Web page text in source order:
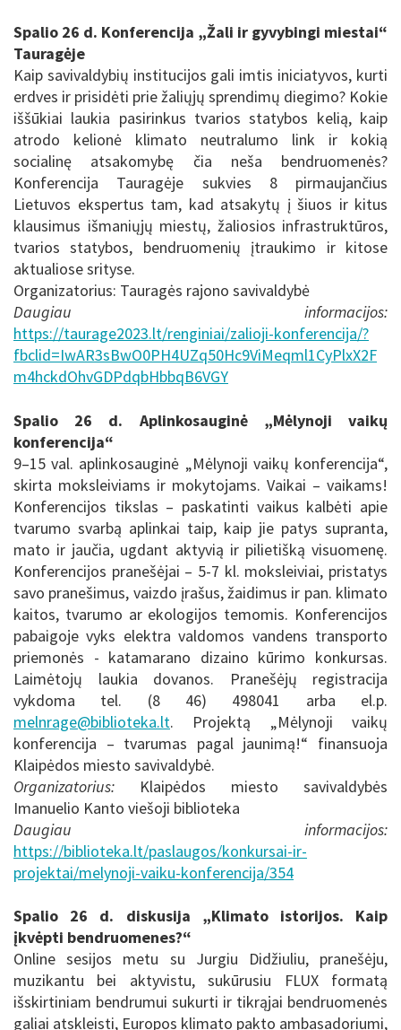
Spalio 26 d. Konferencija „Žali ir gyvybingi miestai“
Tauragėje
Kaip savivaldybių institucijos gali imtis iniciatyvos, kurti
erdves ir prisidėti prie žaliųjų sprendimų diegimo? Kokie
iššūkiai laukia pasirinkus tvarios statybos kelią, kaip
atrodo kelionė klimato neutralumo link ir kokią
socialinę atsakomybę čia neša bendruomenės?
Konferencija Tauragėje sukvies 8 pirmaujančius
Lietuvos ekspertus tam, kad atsakytų į šiuos ir kitus
klausimus išmaniųjų miestų, žaliosios infrastruktūros,
tvarios statybos, bendruomenių įtraukimo ir kitose
aktualiose srityse.
Organizatorius: Tauragės rajono savivaldybė
Daugiau informacijos:
https://taurage2023.lt/renginiai/zalioji-konferencija/?
fbclid=IwAR3sBwO0PH4UZq50Hc9ViMeqml1CyPlxX2F
m4hckdOhvGDPdqbHbbqB6VGY
Spalio 26 d. Aplinkosauginė „Mėlynoji vaikų
konferencija“
9–15 val. aplinkosauginė „Mėlynoji vaikų konferencija“,
skirta moksleiviams ir mokytojams. Vaikai – vaikams!
Konferencijos tikslas – paskatinti vaikus kalbėti apie
tvarumo svarbą aplinkai taip, kaip jie patys supranta,
mato ir jaučia, ugdant aktyvią ir pilietišką visuomenę.
Konferencijos pranešėjai – 5-7 kl. moksleiviai, pristatys
savo pranešimus, vaizdo įrašus, žaidimus ir pan. klimato
kaitos, tvarumo ar ekologijos temomis. Konferencijos
pabaigoje vyks elektra valdomos vandens transporto
priemonės - katamarano dizaino kūrimo konkursas.
Laimėtojų laukia dovanos. Pranešėjų registracija
vykdoma tel. (8 46) 498041 arba el.p.
melnrage@biblioteka.lt. Projektą „Mėlynoji vaikų
konferencija – tvarumas pagal jaunimą!“ finansuoja
Klaipėdos miesto savivaldybė.
Organizatorius: Klaipėdos miesto savivaldybės
Imanuelio Kanto viešoji biblioteka
Daugiau informacijos:
https://biblioteka.lt/paslaugos/konkursai-ir-
projektai/melynoji-vaiku-konferencija/354
Spalio 26 d. diskusija „Klimato istorijos. Kaip
įkvėpti bendruomenes?“
Online sesijos metu su Jurgiu Didžiuliu, pranešėju,
muzikantu bei aktyvistu, sukūrusiu FLUX formatą
išskirtiniam bendrumui sukurti ir tikrąjai bendruomenės
galiai atskleisti, Europos klimato pakto ambasadoriumi,